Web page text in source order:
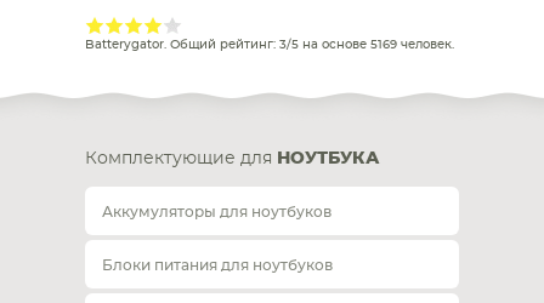
Batterygator. Общий рейтинг: 3/5 на основе 5169 человек.
Комплектующие для НОУТБУКА
Аккумуляторы для ноутбуков
Блоки питания для ноутбуков